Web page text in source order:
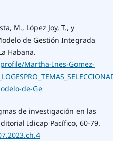
M., López Joy, T., y
de Gestión Integrada
Habana.
Martha-Ines-Gomez-
de-Ge
de investigación en las
Idicap Pacífico, 60-79.